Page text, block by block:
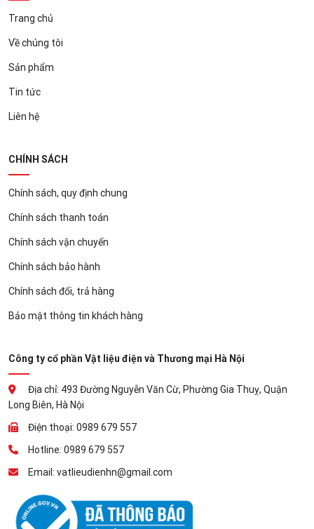
Trang chủ
Về chúng tôi
Sản phẩm
Tin tức
Liên hệ
CHÍNH SÁCH
Chính sách, quy định chung
Chính sách thanh toán
Chính sách vận chuyển
Chính sách bảo hành
Chính sách đổi, trả hàng
Bảo mật thông tin khách hàng
Công ty cổ phần Vật liệu điện và Thương mại Hà Nội
Địa chỉ: 493 Đường Nguyễn Văn Cừ, Phường Gia Thuỵ, Quận
Long Biên, Hà Nội
Điện thoại: 0989 679 557
Hotline: 0989 679 557
Email: vatlieudienhn@gmail.com